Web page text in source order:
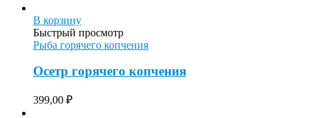
В корзину
Быстрый просмотр
Рыба горячего копчения
Осетр горячего копчения
399,00 ₽